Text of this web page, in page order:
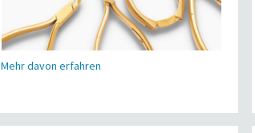
Mehr davon erfahren